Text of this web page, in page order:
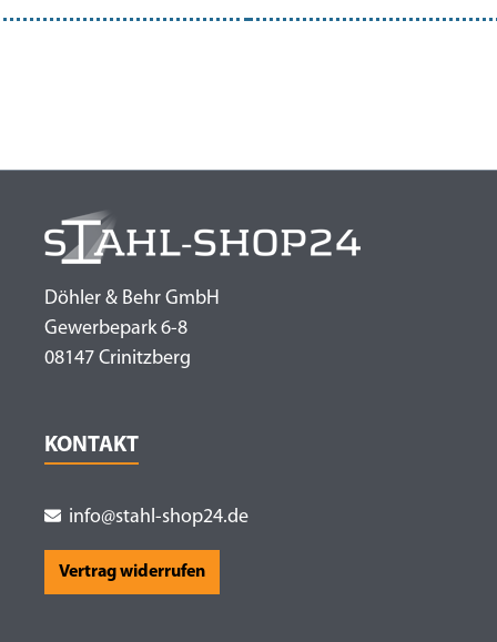
Döhler & Behr GmbH
Gewerbepark 6-8
08147 Crinitzberg
KONTAKT
info@stahl-shop24.de
Vertrag widerrufen